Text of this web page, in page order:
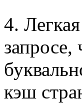
4.
запросе,
кэш